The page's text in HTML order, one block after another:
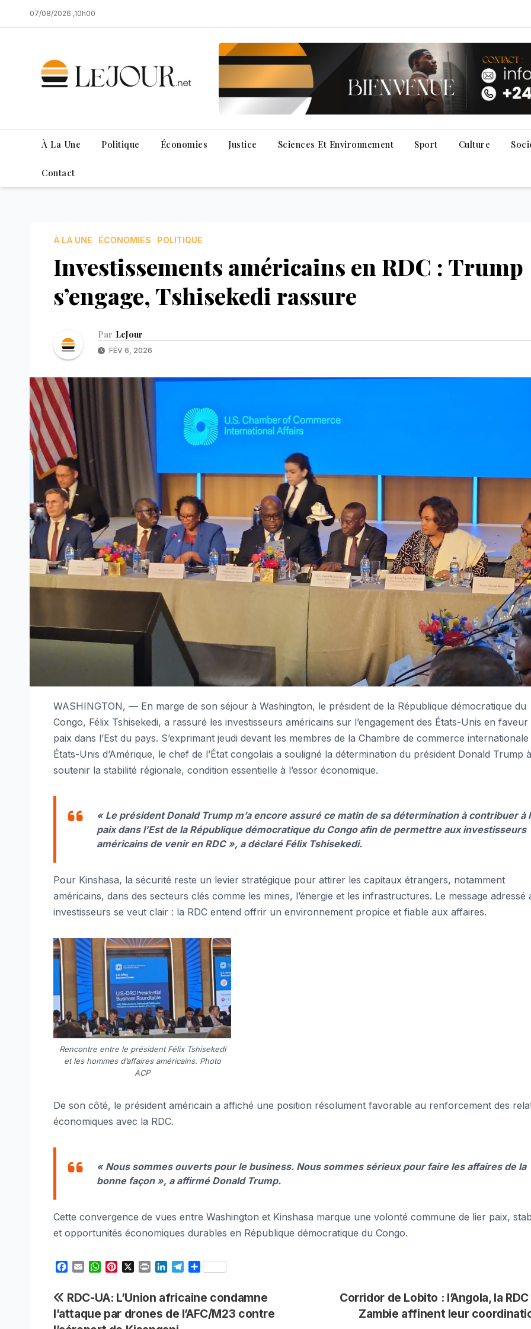
to
07/08/2026 ,10h00
À La Une Politique Économies Justice Sciences Et Environnement Sport Culture
Contact
À LA UNE ÉCONOMIES POLITIQUE
Investissements américains en RDC : Trump
s’engage, Tshisekedi rassure
Par LeJour
FÉV 6, 2026
WASHINGTON, — En marge de son séjour à Washington, le président de la République démocratique du
Congo, Félix Tshisekedi, a rassuré les investisseurs américains sur l’engagement des États-Unis en faveur
paix dans l’Est du pays. S’exprimant jeudi devant les membres de la Chambre de commerce internationale
États-Unis d’Amérique, le chef de l’État congolais a souligné la détermination du président Donald Trump à
soutenir la stabilité régionale, condition essentielle à l’essor économique.
« Le président Donald Trump m’a encore assuré ce matin de sa détermination à contribuer à
paix dans l’Est de la République démocratique du Congo afin de permettre aux investisseurs
américains de venir en RDC », a déclaré Félix Tshisekedi.
Pour Kinshasa, la sécurité reste un levier stratégique pour attirer les capitaux étrangers, notamment
américains, dans des secteurs clés comme les mines, l’énergie et les infrastructures. Le message adressé
investisseurs se veut clair : la RDC entend offrir un environnement propice et fiable aux affaires.
Rencontre entre le président Félix Tshisekedi
et les hommes d’affaires américains. Photo
ACP
De son côté, le président américain a affiché une position résolument favorable au renforcement des
économiques avec la RDC.
« Nous sommes ouverts pour le business. Nous sommes sérieux pour faire les affaires de la
bonne façon », a affirmé Donald Trump.
Cette convergence de vues entre Washington et Kinshasa marque une volonté commune de lier paix,
et opportunités économiques durables en République démocratique du Congo.
e
b
o
i
l
W
t
s
A
t
e
r
n
t
k
e
d
e
g
S
r
e
Navigation
Corridor de Lobito : l’Angola, la
Zambie affinent leur
RDC-UA: L’Union africaine condamne
l’attaque par drones de l’AFC/M23 contre